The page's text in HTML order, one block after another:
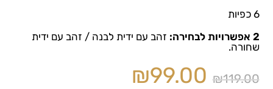
6 כפיות
2 אפשרויות לבחירה:
זהב עם ידית לבנה / זהב עם ידית
שחורה.
₪119.00
₪99.00